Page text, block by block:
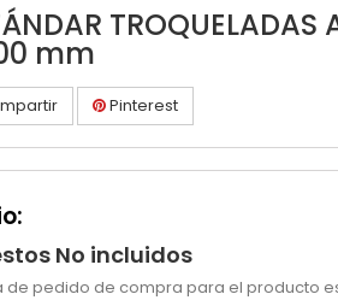
TROQUELADAS
mm
Pinterest
No incluidos
de pedido de compra para el producto